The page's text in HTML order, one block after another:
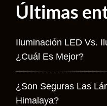
Últimas
Iluminación LED Vs.
¿Cuál Es Mejor?
¿Son Seguras Las
Himalaya?